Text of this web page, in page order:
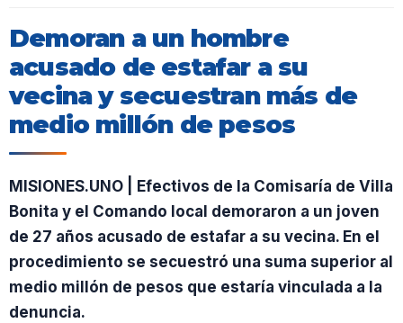
Demoran a un hombre
acusado de estafar a su
vecina y secuestran más de
medio millón de pesos
MISIONES.UNO | Efectivos de la Comisaría de Villa
Bonita y el Comando local demoraron a un joven
de 27 años acusado de estafar a su vecina. En el
procedimiento se secuestró una suma superior al
medio millón de pesos que estaría vinculada a la
denuncia.